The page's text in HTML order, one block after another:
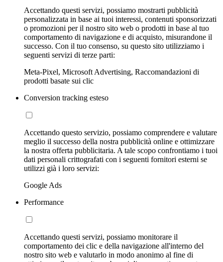
Accettando questi servizi, possiamo mostrarti pubblicità
personalizzata in base ai tuoi interessi, contenuti sponsorizzati
o promozioni per il nostro sito web o prodotti in base al tuo
comportamento di navigazione e di acquisto, misurandone il
successo. Con il tuo consenso, su questo sito utilizziamo i
seguenti servizi di terze parti:
Meta-Pixel, Microsoft Advertising, Raccomandazioni di
prodotti basate sui clic
Conversion tracking esteso
Accettando questo servizio, possiamo comprendere e valutare
meglio il successo della nostra pubblicità online e ottimizzare
la nostra offerta pubblicitaria. A tale scopo confrontiamo i tuoi
dati personali crittografati con i seguenti fornitori esterni se
utilizzi già i loro servizi:
Google Ads
Performance
Accettando questi servizi, possiamo monitorare il
comportamento dei clic e della navigazione all'interno del
nostro sito web e valutarlo in modo anonimo al fine di